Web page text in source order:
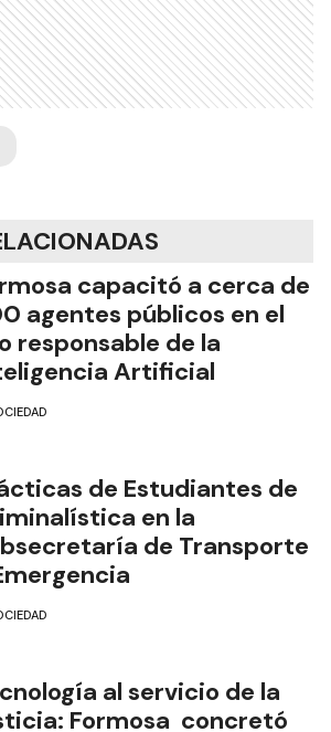
capacitó a cerca de
agentes públicos en el
responsable de la
Artificial
de Estudiantes de
en la
de Transporte
al servicio de la
Formosa concretó